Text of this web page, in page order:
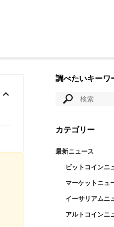
調べたいキーワ
カテゴリー
最新ニュース
ビットコインニ
マーケットニュ
イーサリアムニ
アルトコインニ